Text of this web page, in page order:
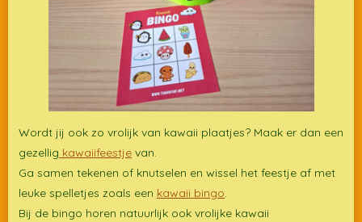
Wordt jij ook zo vrolijk van kawaii plaatjes? Maak er dan een
gezellig kawaiifeestje van.
Ga samen tekenen of knutselen en wissel het feestje af met
leuke spelletjes zoals een kawaii bingo.
Bij de bingo horen natuurlijk ook vrolijke kawaii